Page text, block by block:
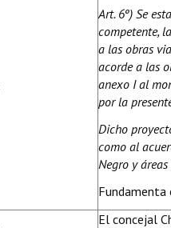
Art. 6º) Se
competente,
a las obras
acorde a las
anexo I al
por la
Dicho
como al
Negro y
El concejal